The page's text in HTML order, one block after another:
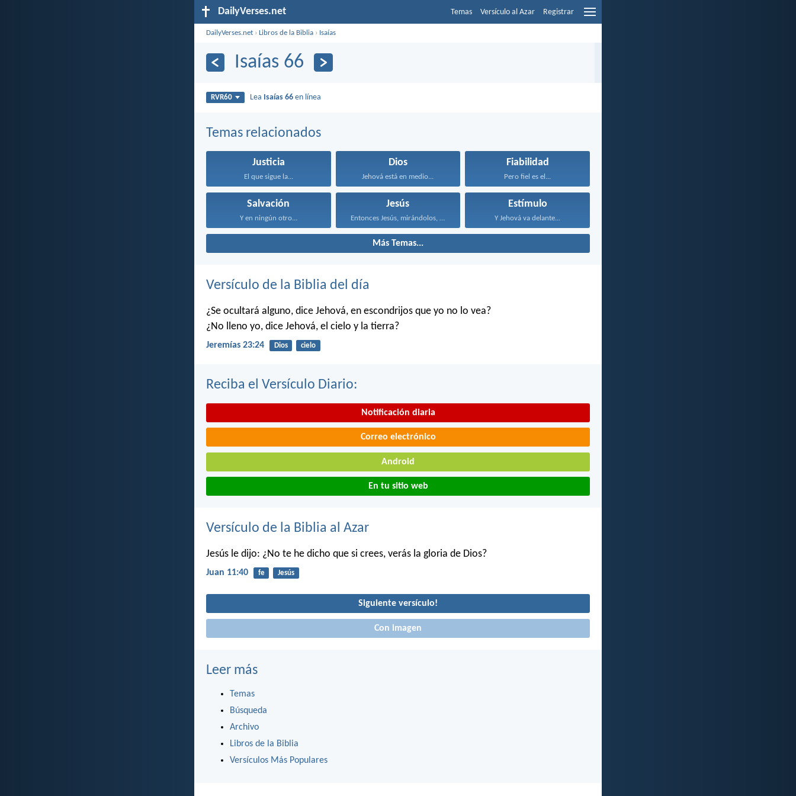
DailyVerses.net Temas Versículo al Azar Registrar
DailyVerses.net ›Libros de la Biblia › Isaías
Isaías 66
RVR60 Lea Isaías 66 en línea
Temas relacionados
Justicia
El que sigue la...
Dios
Jehová está en medio...
Fiabilidad
Pero fiel es el...
Salvación
Y en ningún otro...
Jesús
Entonces Jesús, mirándolos, dijo...
Estímulo
Y Jehová va delante...
Más Temas...
Versículo de la Biblia del día
¿Se ocultará alguno, dice Jehová, en escondrijos que yo no lo vea?
¿No lleno yo, dice Jehová, el cielo y la tierra?
Jeremías 23:24 Dios cielo
Reciba el Versículo Diario:
Notificación diaria
Correo electrónico
Android
En tu sitio web
Versículo de la Biblia al Azar
Jesús le dijo: ¿No te he dicho que si crees, verás la gloria de Dios?
Juan 11:40 fe Jesús
Siguiente versículo!
Con imagen
Leer más
Temas
Búsqueda
Archivo
Libros de la Biblia
Versículos Más Populares